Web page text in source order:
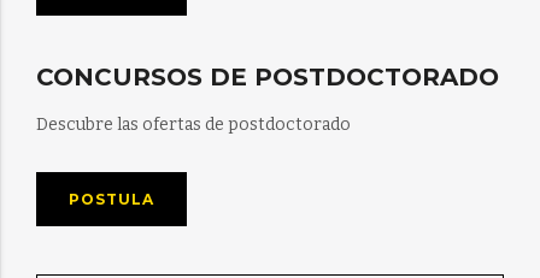
CONCURSOS DE POSTDOCTORADO
Descubre las ofertas de postdoctorado
POSTULA